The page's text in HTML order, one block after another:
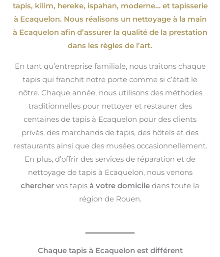
tapis, kilim, hereke, ispahan, moderne…et tapisserie
à Ecaquelon. Nous réalisons un nettoyage à la main
à Ecaquelon afin d’assurer la qualité de la prestation
dans les règles de l’art.
En tant qu’entreprise familiale, nous traitons chaque
tapis qui franchit notre porte comme si c’était le
nôtre. Chaque année, nous utilisons des méthodes
traditionnelles pour nettoyer et restaurer des
centaines de tapis à Ecaquelon pour des clients
privés, des marchands de tapis, des hôtels et des
restaurants ainsi que des musées occasionnellement.
En plus, d’offrir des services de réparation et de
nettoyage de tapis à Ecaquelon, nous venons
chercher vos tapis à votre domicile dans toute la
région de Rouen.
Chaque tapis à Ecaquelon est différent